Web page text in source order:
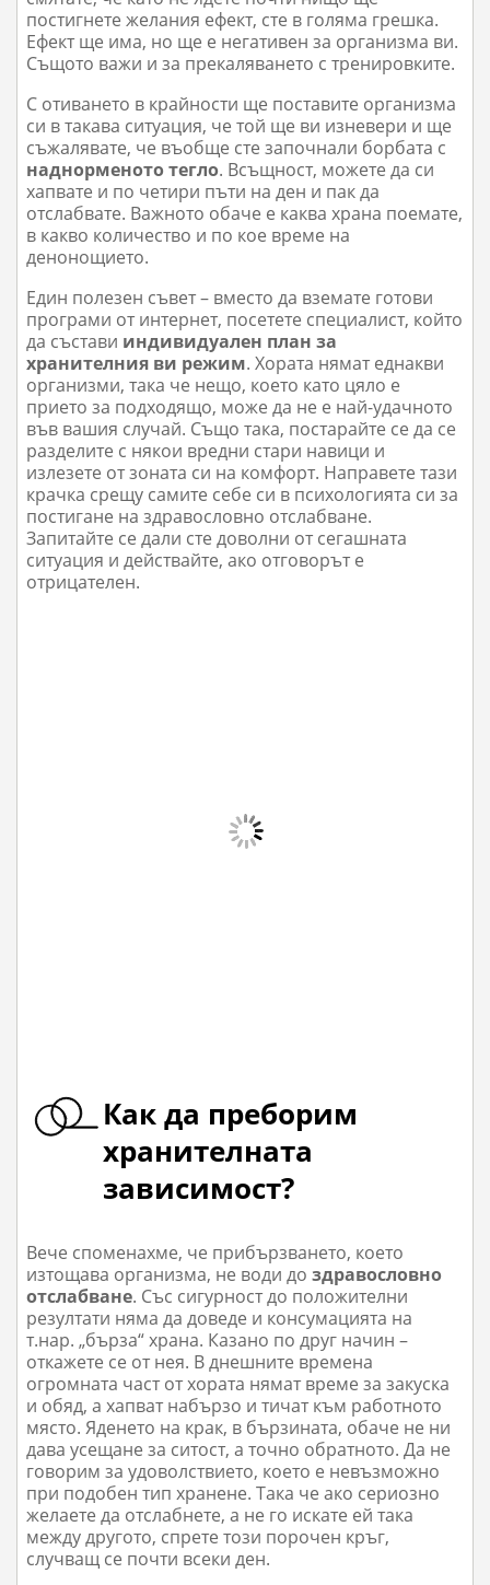
постигнете желания ефект, сте в голяма грешка.
Ефект ще има, но ще е негативен за организма ви.
Същото важи и за прекаляването с тренировките.
С отиването в крайности ще поставите организма
си в такава ситуация, че той ще ви изневери и ще
съжалявате, че въобще сте започнали борбата с
наднорменото тегло. Всъщност, можете да си
хапвате и по четири пъти на ден и пак да
отслабвате. Важното обаче е каква храна поемате,
в какво количество и по кое време на
денонощието.
Един полезен съвет – вместо да вземате готови
програми от интернет, посетете специалист, който
да състави индивидуален план за
хранителния ви режим. Хората нямат еднакви
организми, така че нещо, което като цяло е
прието за подходящо, може да не е най-удачното
във вашия случай. Също така, постарайте се да се
разделите с някои вредни стари навици и
излезете от зоната си на комфорт. Направете тази
крачка срещу самите себе си в психологията си за
постигане на здравословно отслабване.
Запитайте се дали сте доволни от сегашната
ситуация и действайте, ако отговорът е
отрицателен.
Как да преборим
хранителната
зависимост?
Вече споменахме, че прибързването, което
изтощава организма, не води доздравословно
отслабване. Със сигурност до положителни
резултати няма да доведе и консумацията на
т.нар. „бърза“ храна. Казано по друг начин –
откажете се от нея. В днешните времена
огромната част от хората нямат време за закуска
и обяд, а хапват набързо и тичат към работното
място. Яденето на крак, в бързината, обаче не ни
дава усещане за ситост, а точно обратното. Да не
говорим за удоволствието, което е невъзможно
при подобен тип хранене. Така че ако сериозно
желаете да отслабнете, а не го искате ей така
между другото, спрете този порочен кръг,
случващ се почти всеки ден.